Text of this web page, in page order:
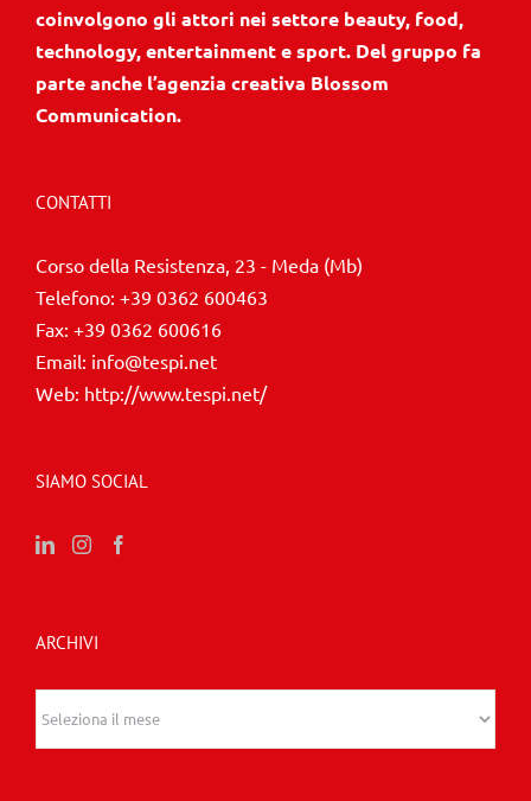
coinvolgono gli attori nei settore beauty, food,
technology, entertainment e sport. Del gruppo fa
parte anche l’agenzia creativa Blossom
Communication.
CONTATTI
Corso della Resistenza, 23 - Meda (Mb)
Telefono: +39 0362 600463
Fax: +39 0362 600616
Email: info@tespi.net
Web: http://www.tespi.net/
SIAMO SOCIAL
ARCHIVI